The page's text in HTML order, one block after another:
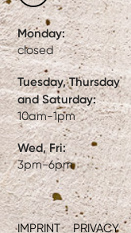
IMPRINT PRIVACY
Monday:
closed
Tuesday, Thursday
and Saturday:
10am-1pm
Wed, Fri:
3pm-6pm